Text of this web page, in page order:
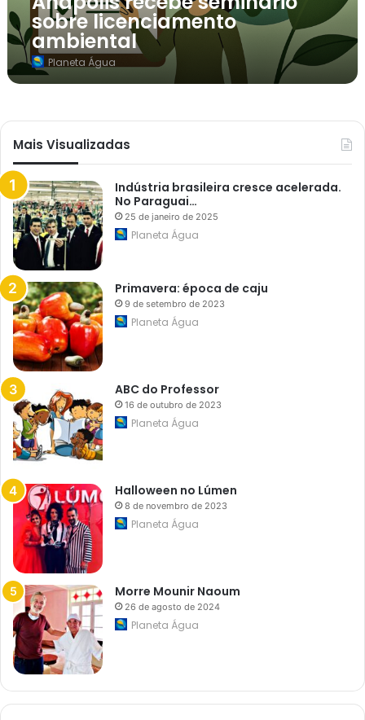
e
s
e
i
n
i
o
b
r
e
e
n
c
i
a
m
e
n
o
a
m
b
e
n
l
sobre licenciamento
ambiental
Planeta Água
Mais Visualizadas
Indústria brasileira cresce acelerada.
No Paraguai…
25 de janeiro de 2025
Planeta Água
Primavera: época de caju
9 de setembro de 2023
Planeta Água
ABC do Professor
16 de outubro de 2023
Planeta Água
Halloween no Lúmen
8 de novembro de 2023
Planeta Água
Morre Mounir Naoum
26 de agosto de 2024
Planeta Água